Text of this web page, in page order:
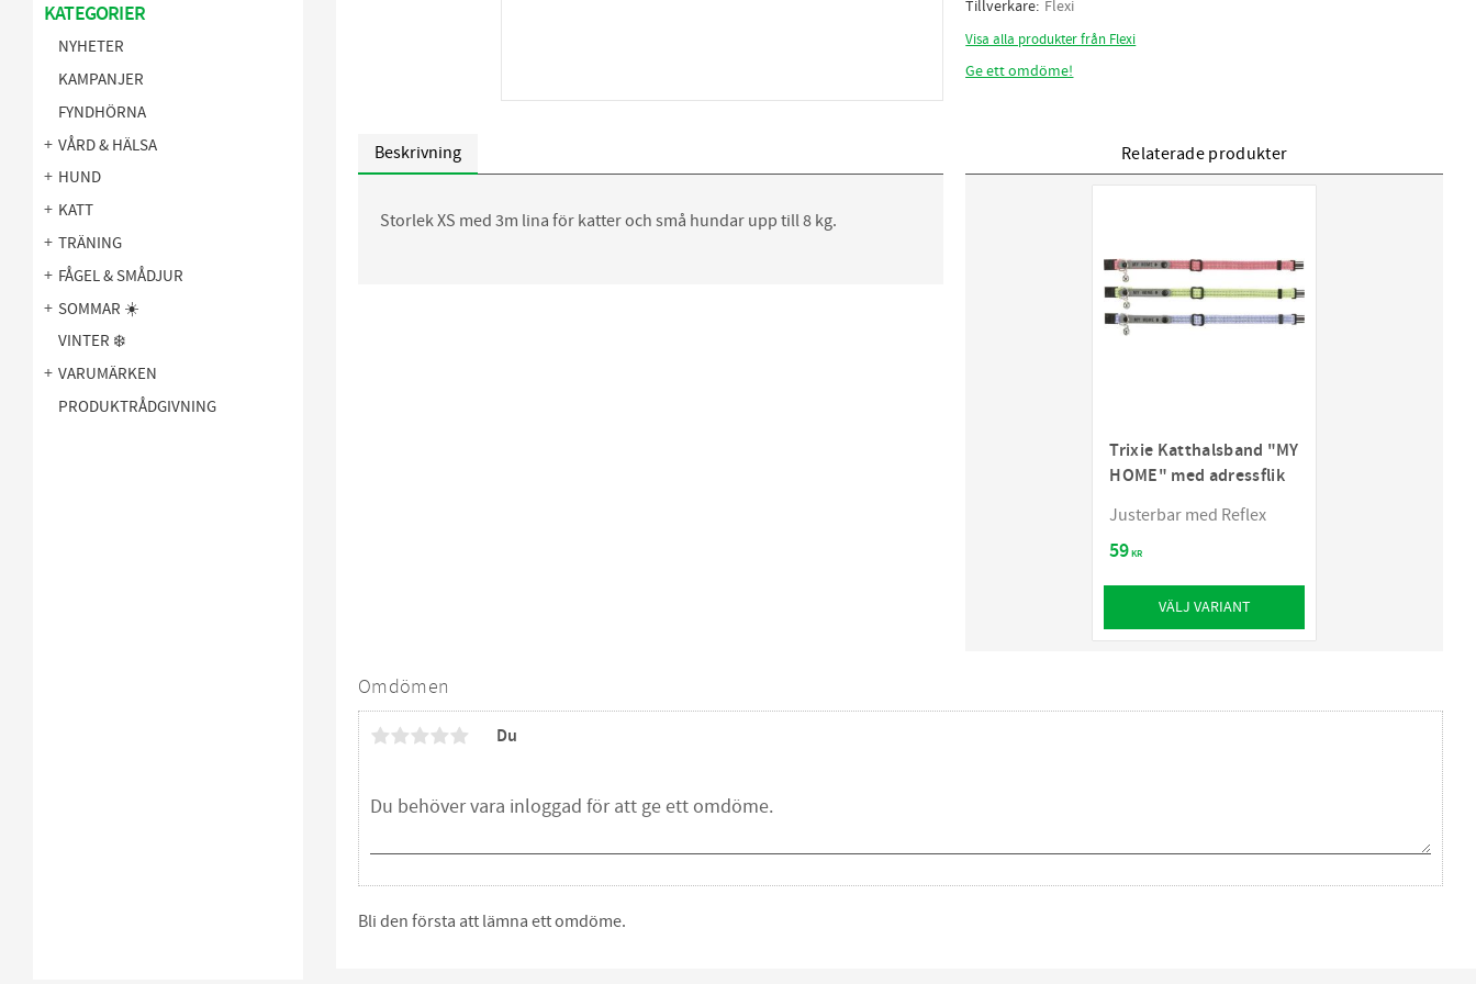
Tillverkare Flexi
Visa alla produkter från Flexi
Ge ett omdöme!
Beskrivning
Storlek XS med 3m lina för katter och små hundar upp till 8 kg.
Omdömen
Du
Bli den första att lämna ett omdöme.
Relaterade produkter
Trixie Katthalsband "MY
HOME" med adressflik
Justerbar med Reflex
59KR
VÄLJ VARIANT
KATEGORIER
NYHETER
KAMPANJER
FYNDHÖRNA
VÅRD & HÄLSA
HUND
KATT
TRÄNING
FÅGEL & SMÅDJUR
SOMMAR ☀️
VINTER ❄️
VARUMÄRKEN
PRODUKTRÅDGIVNING